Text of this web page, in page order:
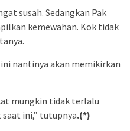
susah. Sedangkan Pak
kemewahan. Kok tidak
nantinya akan memikirkan
mungkin tidak terlalu
ini,” tutupnya.(*)